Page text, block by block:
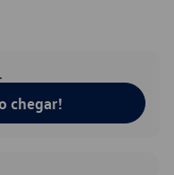
chegar!